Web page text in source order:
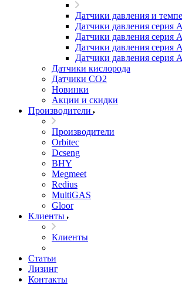
Датчики давления и
Датчики давления
Датчики давления
Датчики давления
Датчики давления
Датчики кислорода
Датчики CO2
Новинки
Акции и скидки
Производители
Производители
Orbitec
Dcseng
BHY
Megmeet
Redius
MultiGAS
Gloor
Клиенты
Клиенты
Статьи
Лизинг
Контакты